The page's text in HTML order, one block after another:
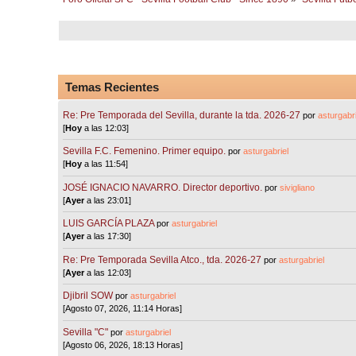
Temas Recientes
Re: Pre Temporada del Sevilla, durante la tda. 2026-27 por
[Hoy a las 12:03]
Sevilla F.C. Femenino. Primer equipo. porasturgabriel
[Hoy a las 11:54]
JOSÉ IGNACIO NAVARRO. Director deportivo. porsivigliano
[Ayera las 23:01]
LUIS GARCÍA PLAZA porasturgabriel
[Ayera las 17:30]
Re: Pre Temporada Sevilla Atco., tda. 2026-27 porasturgabriel
[Ayera las 12:03]
Djibril SOW porasturgabriel
[Agosto 07, 2026, 11:14 Horas]
Sevilla "C"porasturgabriel
[Agosto 06, 2026, 18:13 Horas]